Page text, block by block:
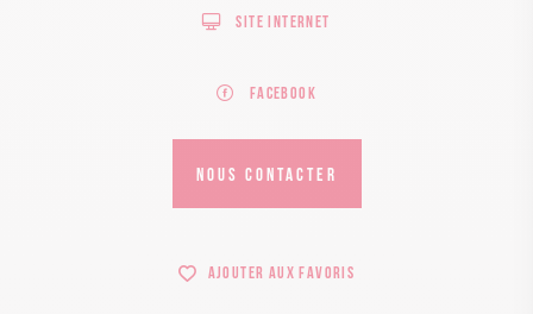
Site internet
Facebook
NOUS CONTACTER
Ajouter aux favoris